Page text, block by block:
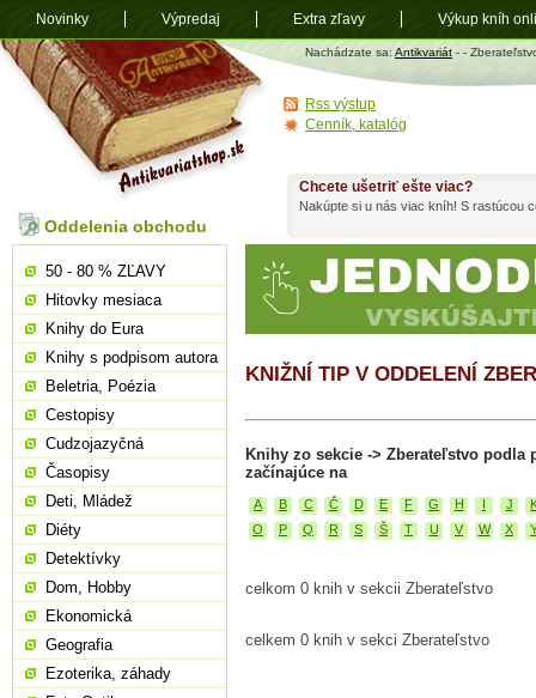
Antikvariát
shop.sk
Nachádzate sa: Antikvariát - -
KNIŽNÍ TIP V ODDELENÍ
Knihy zo sekcie -> Zberateľstvo podla
začínajúce na
A B C Č D E F G H J
O
P Q R S Š T U V W X
celkom 0 knih v sekcii Zberateľstvo
celkem 0 knih v sekci Zberateľstvo
Chcete ušetriť ešte viac?
Nakúpte si u nás viac kníh! S rastúcou
Oddelenia obchodu
50 - 80 % ZĽAVY
Hitovky mesiaca
Knihy do Eura
Knihy s podpisom autora
Beletria, Poézia
Cestopisy
Cudzojazyčná
Časopisy
Deti, Mládež
Diéty
Detektívky
Dom, Hobby
Ekonomická
Geografia
Ezoterika, záhady
Rss výstup
Cenník, katalóg
Novinky Výpredaj Extra zľavy Výkup kníh